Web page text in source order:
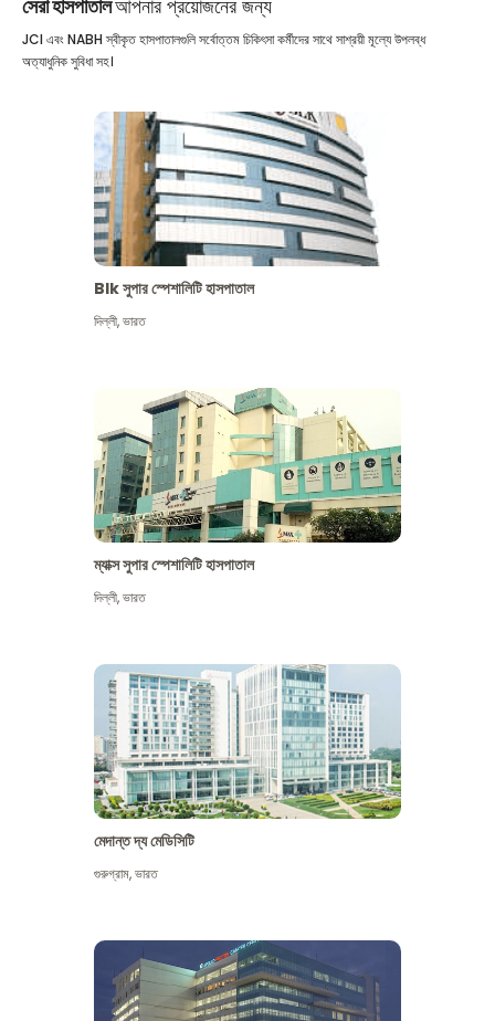
সেরা হাসপাতালআপনার প্রয়োজনের জন্য
JCI এবং NABH স্বীকৃত হাসপাতালগুলি সর্বোত্তম চিকিৎসা কর্মীদের সাথে সাশ্রয়ী মূল্যে উপলব্ধ
অত্যাধুনিক সুবিধা সহ।
Blk সুপার স্পেশালিটি হাসপাতাল
দিল্লী,ভারত
ম্যাক্স সুপার স্পেশালিটি হাসপাতাল
দিল্লী,ভারত
মেদান্ত দ্য মেডিসিটি
গুরুগ্রাম,ভারত